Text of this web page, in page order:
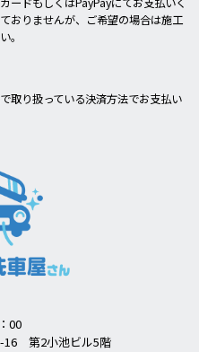
おりませんが、ご希望の場合は施工
。
取り扱っている決済方法でお支払い
00
16 第2小池ビル5階